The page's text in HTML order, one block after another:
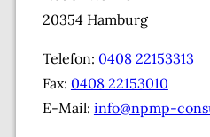
20354 Hamburg
Telefon: 0408 22153313
Fax: 0408 22153010
E-Mail: info@npmp-